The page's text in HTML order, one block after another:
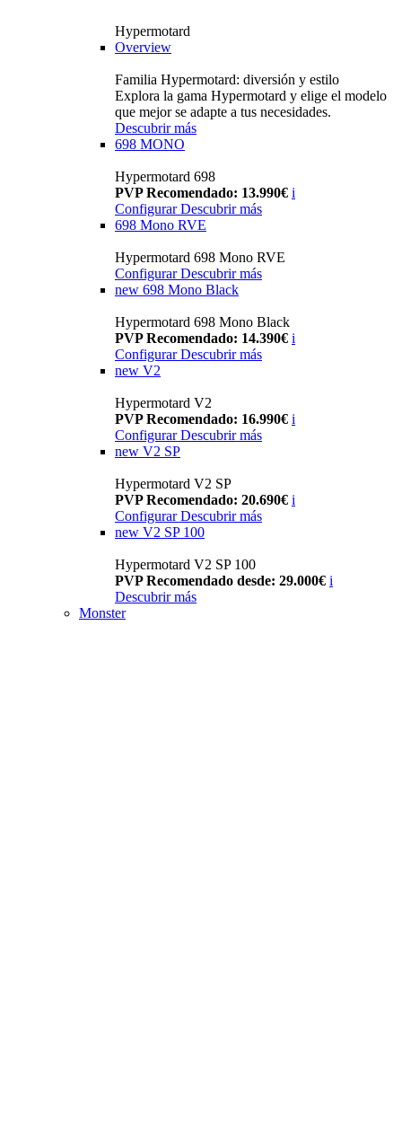
Hypermotard
Overview
Familia Hypermotard: diversión y estilo
Explora la gama Hypermotard y elige el modelo
que mejor se adapte a tus necesidades.
Descubrir más
698 MONO
Hypermotard 698
PVP Recomendado: 13.990€ i
ConfigurarDescubrir más
698 Mono RVE
Hypermotard 698 Mono RVE
Configurar Descubrir más
new 698 Mono Black
Hypermotard 698 Mono Black
PVP Recomendado: 14.390€ i
Configurar Descubrir más
new V2
Hypermotard V2
PVP Recomendado: 16.990€ i
Configurar Descubrir más
new V2 SP
Hypermotard V2 SP
PVP Recomendado: 20.690€ i
Configurar Descubrir más
new V2 SP 100
Hypermotard V2 SP 100
PVP Recomendado desde: 29.000€ i
Descubrir más
Monster